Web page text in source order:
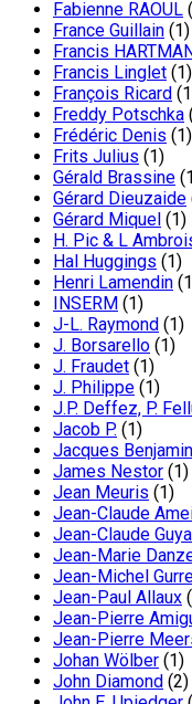
Fabienne RAOUL
France Guillain (1)
Francis
Francis Linglet (1)
François Ricard
Freddy Potschka
Frédéric Denis (1)
Frits Julius (1)
Gérald Brassine
Gérard Dieuzaide
Gérard Miquel (1)
H. Pic & L
Hal Huggings (1)
Henri Lamendin
INSERM (1)
J-L. Raymond (1)
J. Borsarello (1)
J. Fraudet (1)
J. Philippe (1)
J.P. Deffez, P.
Jacob P. (1)
Jacques
James Nestor (1)
Jean Meuris (1)
Jean-Claude
Jean-Claude
Jean-Marie
Jean-Michel
Jean-Paul Allaux
Jean-Pierre
Jean-Pierre
Johan Wölber (1)
John Diamond (2)